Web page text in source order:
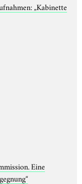
„Kabinette
Eine